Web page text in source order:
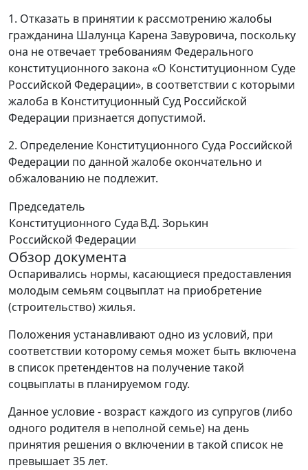
1. Отказать в принятии к рассмотрению жалобы
гражданина Шалунца Карена Завуровича, поскольку
она не отвечает требованиям Федерального
конституционного закона «О Конституционном Суде
Российской Федерации», в соответствии с которыми
жалоба в Конституционный Суд Российской
Федерации признается допустимой.
2. Определение Конституционного Суда Российской
Федерации по данной жалобе окончательно и
обжалованию не подлежит.
Председатель
Конституционного Суда
Российской Федерации
В.Д. Зорькин
Обзор документа
Оспаривались нормы, касающиеся предоставления
молодым семьям соцвыплат на приобретение
(строительство) жилья.
Положения устанавливают одно из условий, при
соответствии которому семья может быть включена
в список претендентов на получение такой
соцвыплаты в планируемом году.
Данное условие - возраст каждого из супругов (либо
одного родителя в неполной семье) на день
принятия решения о включении в такой список не
превышает 35 лет.